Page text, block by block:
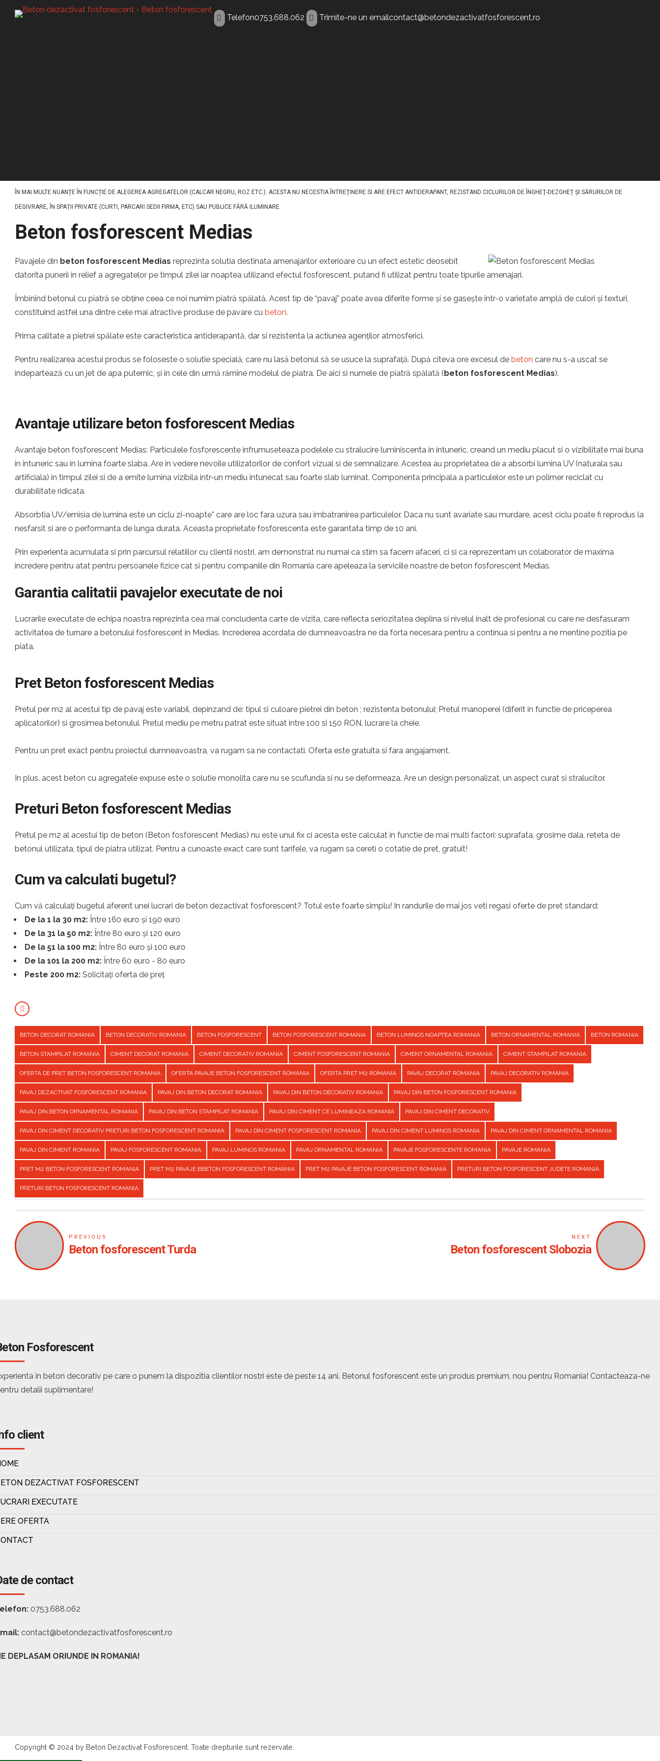
Telefon0753.688.062 Trimite-ne un emailcontact@betondezactivatfosforescent.ro
ÎN MAI MULTE NUANȚE ÎN FUNCȚIE DE ALEGEREA AGREGATELOR (CALCAR NEGRU, ROZ ETC.). ACESTA NU NECESTIA ÎNTREȚINERE SI ARE EFECT ANTIDERAPANT, REZISTAND CICLURILOR DE ÎNGHEȚ-DEZGHEȚ ȘI SĂRURILOR DE
DEGIVRARE, ÎN SPAȚII PRIVATE (CURTI, PARCARI SEDII FIRMA, ETC) SAU PUBLICE FĂRĂ ILUMINARE.
Beton fosforescent Medias
Pavajele din beton fosforescent Medias reprezinta solutia destinata amenajarilor exterioare cu un efect estetic deosebit
datorita punerii in relief a agregatelor pe timpul zilei iar noaptea utilizand efectul fosforescent, putand fi utilizat pentru toate tipurile amenajari.
Îmbinînd betonul cu piatră se obține ceea ce noi numim piatră spălată. Acest tip de “pavaj” poate avea diferite forme și se gasește într-o varietate amplă de culori și texturi,
constituind astfel una dintre cele mai atractive produse de pavare cu beton.
Prima calitate a pietrei spălate este caracteristica antiderapantă, dar si rezistenta la actiunea agenților atmosferici.
Pentru realizarea acestui produs se foloseste o solutie specială, care nu lasă betonul să se usuce la suprafață. După cîteva ore excesul de beton care nu s-a uscat se
îndepartează cu un jet de apa puternic, și în cele din urmă rămîne modelul de piatra. De aici si numele de piatră spălată (beton fosforescent Medias).
Avantaje utilizare beton fosforescent Medias
Avantaje beton fosforescent Medias: Particulele fosforescente infrumuseteaza podelele cu stralucire luminiscenta in intuneric, creand un mediu placut si o vizibilitate mai buna
in intuneric sau in lumina foarte slaba. Are in vedere nevoile utilizatorilor de confort vizual si de semnalizare. Acestea au proprietatea de a absorbi lumina UV (naturala sau
artificiala) in timpul zilei si de a emite lumina vizibila intr-un mediu intunecat sau foarte slab luminat. Componenta principala a particulelor este un polimer reciclat cu
durabilitate ridicata.
Absorbtia UV/emisia de lumina este un ciclu zi-noapte* care are loc fara uzura sau imbatranirea particulelor. Daca nu sunt avariate sau murdare, acest ciclu poate fi reprodus la
nesfarsit si are o performanta de lunga durata. Aceasta proprietate fosforescenta este garantata timp de 10 ani.
Prin experienta acumulata si prin parcursul relatiilor cu clientii nostri, am demonstrat nu numai ca stim sa facem afaceri, ci si ca reprezentam un colaborator de maxima
incredere pentru atat pentru persoanele fizice cat si pentru companiile din Romania care apeleaza la serviciile noastre de beton fosforescent Medias.
Garantia calitatii pavajelor executate de noi
Lucrarile executate de echipa noastra reprezinta cea mai concludenta carte de vizita, care reflecta seriozitatea deplina si nivelul inalt de profesional cu care ne desfasuram
activitatea de turnare a betonului fosforescent in Medias. Increderea acordata de dumneavoastra ne da forta necesara pentru a continua si pentru a ne mentine pozitia pe
piata.
Pret Beton fosforescent Medias
Pretul per m2 al acestui tip de pavaj este variabil, depinzand de: tipul si culoare pietrei din beton ; rezistenta betonului; Pretul manoperei (diferit in functie de priceperea
aplicatorilor) si grosimea betonului. Pretul mediu pe metru patrat este situat intre 100 si 150 RON, lucrare la cheie.
Pentru un pret exact pentru proiectul dumneavoastra, va rugam sa ne contactati. Oferta este gratuita si fara angajament.
In plus, acest beton cu agregatele expuse este o solutie monolita care nu se scufunda si nu se deformeaza. Are un design personalizat, un aspect curat si stralucitor.
Preturi Beton fosforescent Medias
Pretul pe m2 al acestui tip de beton (Beton fosforescent Medias) nu este unul fix ci acesta este calculat in functie de mai multi factori: suprafata, grosime dala, reteta de
betonul utilizata, tipul de piatra utilizat. Pentru a cunoaste exact care sunt tarifele, va rugam sa cereti o cotatie de pret, gratuit!
Cum va calculati bugetul?
Cum vă calculați bugetul aferent unei lucrari de beton dezactivat fosforescent? Totul este foarte simplu! In randurile de mai jos veti regasi oferte de pret standard:
De la 1 la 30 m2: Între 160 euro și 190 euro
De la 31 la 50 m2: Între 80 euro și 120 euro
De la 51 la 100 m2: Între 80 euro și 100 euro
De la 101 la 200 m2: Între 60 euro - 80 euro
Peste 200 m2: Solicitați oferta de preț
BETON DECORAT ROMANIA BETON DECORATIV ROMANIA BETON FOSFORESCENT BETON FOSFORESCENT ROMANIA BETON LUMINOS NOAPTEA ROMANIA BETON ORNAMENTAL ROMANIA BETON ROMANIA
BETON STAMPILAT ROMANIA CIMENT DECORAT ROMANIA CIMENT DECORATIV ROMANIA CIMENT FOSFORESCENT ROMANIA CIMENT ORNAMENTAL ROMANIA CIMENT STAMPILAT ROMANIA
OFERTA DE PRET BETON FOSFORESCENT ROMANIA OFERTA PAVAJE BETON FOSFORESCENT ROMANIA OFERTA PRET M2 ROMANIA PAVAJ DECORAT ROMANIA PAVAJ DECORATIV ROMANIA
PAVAJ DEZACTIVAT FOSFORESCENT ROMANIA PAVAJ DIN BETON DECORAT ROMANIA PAVAJ DIN BETON DECORATIV ROMANIA PAVAJ DIN BETON FOSFORESCENT ROMANIA
PAVAJ DIN BETON ORNAMENTAL ROMANIA PAVAJ DIN BETON STAMPILAT ROMANIA PAVAJ DIN CIMENT CE LUMINEAZA ROMANIA PAVAJ DIN CIMENT DECORATIV
PAVAJ DIN CIMENT DECORATIV PRETURI BETON FOSFORESCENT ROMANIA PAVAJ DIN CIMENT FOSFORESCENT ROMANIA PAVAJ DIN CIMENT LUMINOS ROMANIA PAVAJ DIN CIMENT ORNAMENTAL ROMANIA
PAVAJ DIN CIMENT ROMANIA PAVAJ FOSFORESCENT ROMANIA PAVAJ LUMINOS ROMANIA PAVAJ ORNAMENTAL ROMANIA PAVAJE FOSFORESCENTE ROMANIA PAVAJE ROMANIA
PRET M2 BETON FOSFORESCENT ROMANIA PRET M2 PAVAJE BBETON FOSFORESCENT ROMANIA PRET M2 PAVAJE BETON FOSFORESCENT ROMANIA PRETURI BETON FOSFORESCENT JUDETE ROMANIA
PRETURI BETON FOSFORESCENT ROMANIA
PREVIOUS
Beton fosforescent Turda
NEXT
Beton fosforescent Slobozia
Fosforescent
in beton decorativ pe care o punem la dispozitia clientilor nostri este de peste 14 ani. Betonul fosforescent este un produs premium, nou pentru Romania! Contacteaza-ne
detalii suplimentare!
client
DEZACTIVAT FOSFORESCENT
EXECUTATE
OFERTA
de contact
0753.688.062
contact@betondezactivatfosforescent.ro
DEPLASAM ORIUNDE IN ROMANIA!
Copyright © 2024 by Beton Dezactivat Fosforescent. Toate drepturile sunt rezervate.